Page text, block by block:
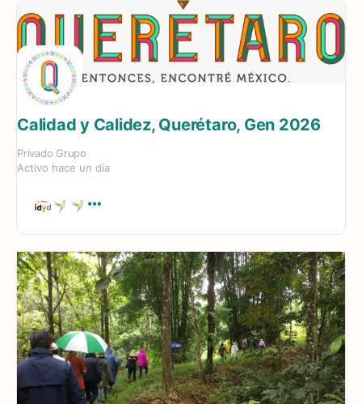
Calidad y Calidez, Querétaro, Gen 2026
Privado Grupo
Activo hace un día